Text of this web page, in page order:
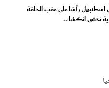
رأسًا على عقب الحلقة